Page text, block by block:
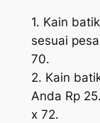
1. Kain
sesuai
70.
2. Kain
Anda Rp
x 72.